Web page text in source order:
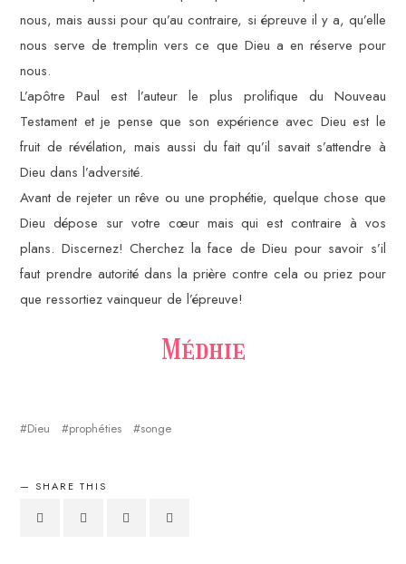
nous, mais aussi pour qu’au contraire, si épreuve il y a, qu’elle
nous serve de tremplin vers ce que Dieu a en réserve pour
nous.
L’apôtre Paul est l’auteur le plus prolifique du Nouveau
Testament et je pense que son expérience avec Dieu est le
fruit de révélation, mais aussi du fait qu’il savait s’attendre à
Dieu dans l’adversité.
Avant de rejeter un rêve ou une prophétie, quelque chose que
Dieu dépose sur votre cœur mais qui est contraire à vos
plans. Discernez! Cherchez la face de Dieu pour savoir s’il
faut prendre autorité dans la prière contre cela ou priez pour
que ressortiez vainqueur de l’épreuve!
Médhie
Dieu prophéties songe
SHARE THIS